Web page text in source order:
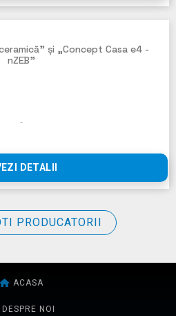
și „Concept Casa e4 -
nZEB”
DETALII
PRODUCATORII
ACASA
DESPRE NOI